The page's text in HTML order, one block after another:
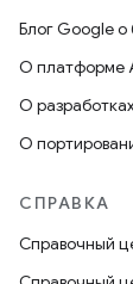
Блог Google о
О платформе
О
О
СПРАВКА
Справочный